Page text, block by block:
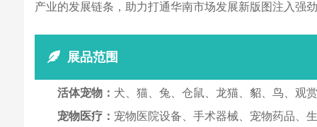
产业的发展链条，助力打通华南市场发展新版图注入强劲
展品范围
活体宠物： 犬、猫、兔、仓鼠、龙猫、貂、鸟、观
宠物医疗： 宠物医院设备、手术器械、宠物药品、